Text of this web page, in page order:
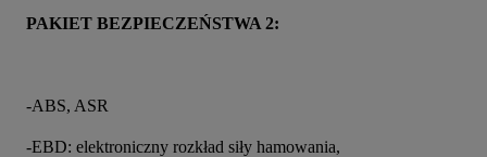
PAKIET BEZPIECZEŃSTWA 2:
-ABS, ASR
-EBD: elektroniczny rozkład siły hamowania,